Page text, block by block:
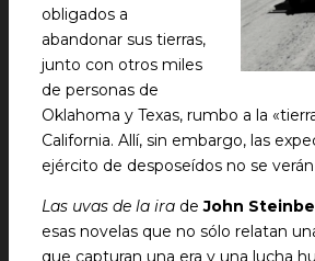
obligados a
abandonar sus tierras,
junto con otros miles
de personas de
Oklahoma y Texas, rumbo a la
California. Allí, sin embargo, las
ejército de desposeídos no se
Las uvas de la ira deJohn
esas novelas que no sólo relatan
que capturan una era y una lucha